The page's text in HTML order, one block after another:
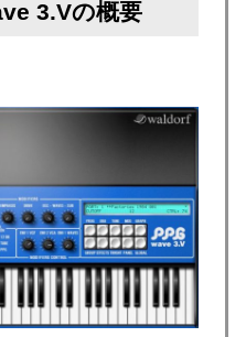
3.Vの概要